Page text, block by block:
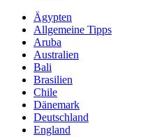
Ägypten
Allgemeine Tipps
Aruba
Australien
Bali
Brasilien
Chile
Dänemark
Deutschland
England